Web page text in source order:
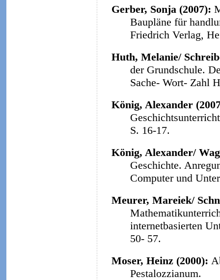
Gerber, Sonja (2007):
Baupläne für
Friedrich Verlag,
Huth, Melanie/
der Grundschule.
Sache- Wort- Zahl
König, Alexander
S. 16-17.
König, Alexander/
Geschichte.
Computer und
Meurer, Mareiek/
internetbasierten
50- 57.
Moser, Heinz (2000):
Pestalozzianum.